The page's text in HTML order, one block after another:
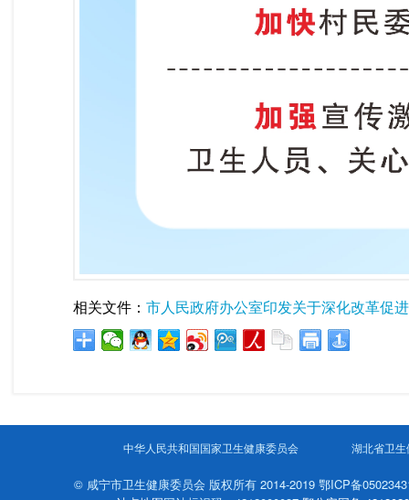
相关文件： 市人民政府办公室印发关于深化改革促
中华人民共和国国家卫生健康委员会 湖北省卫
© 咸宁市卫生健康委员会 版权所有 2014-2019 鄂ICP备